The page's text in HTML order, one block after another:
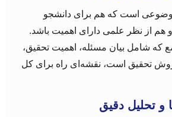
موضوعی است که هم برای دانشجو
هم از نظر علمی دارای اهمیت باشد.
که شامل بیان مسئله، اهمیت تحقیق،
تحقیق است، نقشه‌ای راه برای کل
و تحلیل دقیق